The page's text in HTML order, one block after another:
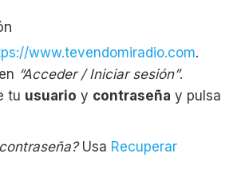
www.tevendomiradio.com.
“Acceder / Iniciar sesión”.
tu usuario y contraseña y pulsa
Usa Recuperar